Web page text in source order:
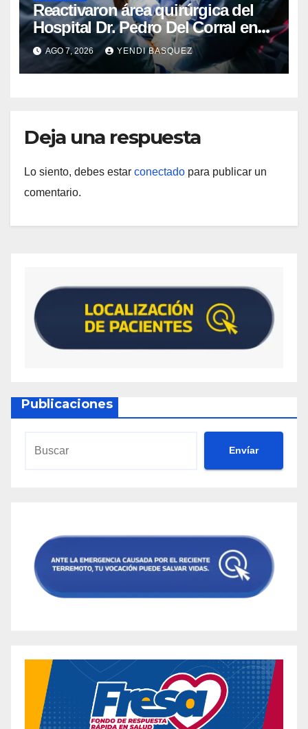
Reactivaron área quirúrgica del
Hospital Dr. Pedro Del Corral en
Guárico
AGO 7, 2026 YENDI BASQUEZ
Deja una respuesta
Lo siento, debes estar conectado para publicar un
comentario.
Publicaciones
Envíar